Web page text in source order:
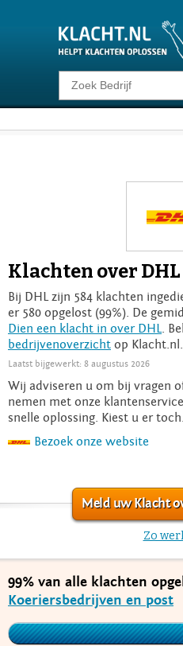
Klacht melden
Login
Klachten over DHL
Bij DHL zijn 584 klachten
er 580 opgelost (99%). De
Dien een klacht in over DHL
.
bedrijvenoverzicht op Klacht.nl.
Laatst bijgewerkt: 8 augustus 2026
Wij adviseren u om bij vragen
nemen met onze
snelle oplossing. Kiest u er
Bezoek onze website
Meld uw Klacht
Zo
99% van alle klachten
Koeriersbedrijven en post